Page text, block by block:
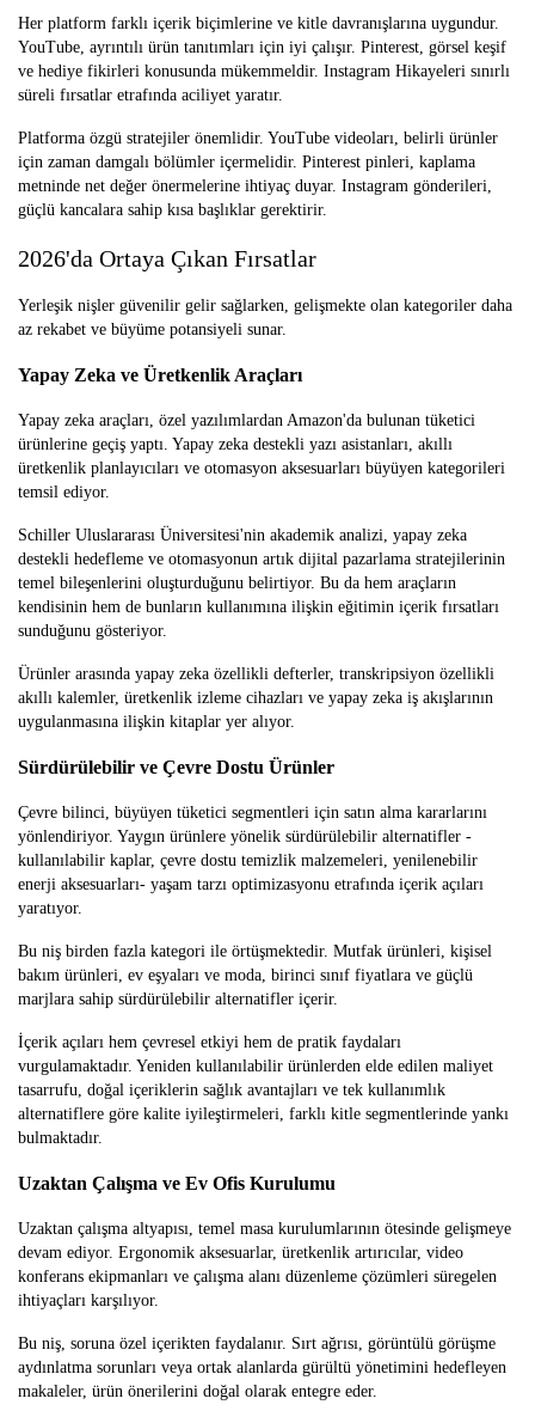
Her platform farklı içerik biçimlerine ve kitle davranışlarına uygundur.
YouTube, ayrıntılı ürün tanıtımları için iyi çalışır. Pinterest, görsel keşif
ve hediye fikirleri konusunda mükemmeldir. Instagram Hikayeleri sınırlı
süreli fırsatlar etrafında aciliyet yaratır.
Platforma özgü stratejiler önemlidir. YouTube videoları, belirli ürünler
için zaman damgalı bölümler içermelidir. Pinterest pinleri, kaplama
metninde net değer önermelerine ihtiyaç duyar. Instagram gönderileri,
güçlü kancalara sahip kısa başlıklar gerektirir.
2026'da Ortaya Çıkan Fırsatlar
Yerleşik nişler güvenilir gelir sağlarken, gelişmekte olan kategoriler daha
az rekabet ve büyüme potansiyeli sunar.
Yapay Zeka ve Üretkenlik Araçları
Yapay zeka araçları, özel yazılımlardan Amazon'da bulunan tüketici
ürünlerine geçiş yaptı. Yapay zeka destekli yazı asistanları, akıllı
üretkenlik planlayıcıları ve otomasyon aksesuarları büyüyen kategorileri
temsil ediyor.
Schiller Uluslararası Üniversitesi'nin akademik analizi, yapay zeka
destekli hedefleme ve otomasyonun artık dijital pazarlama stratejilerinin
temel bileşenlerini oluşturduğunu belirtiyor. Bu da hem araçların
kendisinin hem de bunların kullanımına ilişkin eğitimin içerik fırsatları
sunduğunu gösteriyor.
Ürünler arasında yapay zeka özellikli defterler, transkripsiyon özellikli
akıllı kalemler, üretkenlik izleme cihazları ve yapay zeka iş akışlarının
uygulanmasına ilişkin kitaplar yer alıyor.
Sürdürülebilir ve Çevre Dostu Ürünler
Çevre bilinci, büyüyen tüketici segmentleri için satın alma kararlarını
yönlendiriyor. Yaygın ürünlere yönelik sürdürülebilir alternatifler -
kullanılabilir kaplar, çevre dostu temizlik malzemeleri, yenilenebilir
enerji aksesuarları- yaşam tarzı optimizasyonu etrafında içerik açıları
yaratıyor.
Bu niş birden fazla kategori ile örtüşmektedir. Mutfak ürünleri, kişisel
bakım ürünleri, ev eşyaları ve moda, birinci sınıf fiyatlara ve güçlü
marjlara sahip sürdürülebilir alternatifler içerir.
İçerik açıları hem çevresel etkiyi hem de pratik faydaları
vurgulamaktadır. Yeniden kullanılabilir ürünlerden elde edilen maliyet
tasarrufu, doğal içeriklerin sağlık avantajları ve tek kullanımlık
alternatiflere göre kalite iyileştirmeleri, farklı kitle segmentlerinde yankı
bulmaktadır.
Uzaktan Çalışma ve Ev Ofis Kurulumu
Uzaktan çalışma altyapısı, temel masa kurulumlarının ötesinde gelişmeye
devam ediyor. Ergonomik aksesuarlar, üretkenlik artırıcılar, video
konferans ekipmanları ve çalışma alanı düzenleme çözümleri süregelen
ihtiyaçları karşılıyor.
Bu niş, soruna özel içerikten faydalanır. Sırt ağrısı, görüntülü görüşme
aydınlatma sorunları veya ortak alanlarda gürültü yönetimini hedefleyen
makaleler, ürün önerilerini doğal olarak entegre eder.